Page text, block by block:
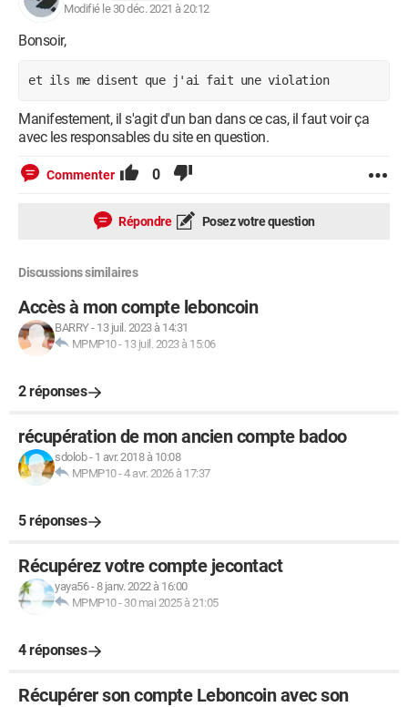
Modifié le 30 déc. 2021 à 20:12
Bonsoir,
et ils me disent que j'ai fait une violation
Manifestement, il s'agit d'un ban dans ce cas, il faut voir ça
avec les responsables du site en question.
Commenter 0
Répondre Posez votre question
Discussions similaires
Accès à mon compte leboncoin
BARRY- 13 juil. 2023 à 14:31
MPMP10- 13 juil. 2023 à 15:06
2 réponses
récupération de mon ancien compte badoo
sdolob- 1 avr. 2018 à 10:08
MPMP10-4 avr. 2026 à 17:37
5 réponses
Récupérez votre compte jecontact
yaya56-8 janv. 2022 à 16:00
MPMP10- 30 mai 2025 à 21:05
4 réponses
Récupérer son compte Leboncoin avec son